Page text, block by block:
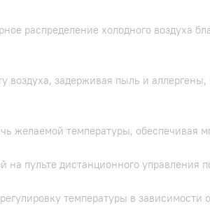
распределение холодного воздуха
воздуха, задерживая пыль и
желаемой температуры, обеспечивая
пульте дистанционного управления
температуры в